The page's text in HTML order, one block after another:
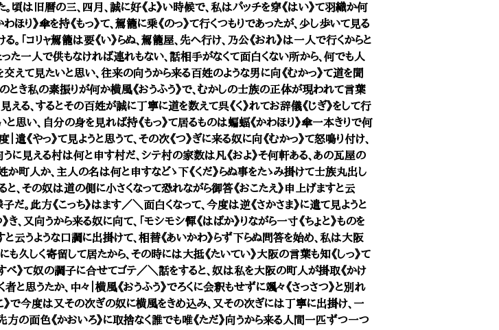
頃は旧暦の三、四月、誠に好《よ》い時候で、私はパッチを穿《はい》て羽織か何
ほり》傘を持《もっ》て、駕籠に乗《のっ》て行くつもりであったが、少し歩いて見る
。「コリャ駕籠は要《い》らぬ、駕籠屋、先へ行け、乃公《おれ》は一人で行くからと
った一人で供もなければ連れもない、話相手がなくて面白くない所から、何でも人
交えて見たいと思い、往来の向うから来る百姓のような男に向《むかっ》て道を聞
のとき私の素振りが何か横風《おうふう》で、むかしの士族の正体が現われて言葉
える、するとその百姓が誠に丁寧に道を数えて呉《く》れてお辞儀《じぎ》をして行
と思い、自分の身を見れば持《もっ》て居るものは蝙蝠《かわほり》傘一本きりで何
｜遣《やっ》て見ようと思うて、その次《つ》ぎに来る奴に向《むかっ》て怒鳴り付け、
向うに見える村は何と申す村だ、シテ村の家数は凡《およ》そ何軒ある、あの瓦屋の
か町人か、主人の名は何と申すなどゝ下《くだ》らぬ事をたゝみ掛けて士族丸出し
と、その奴は道の側に小さくなって恐れながら御答《おこたえ》申上げますと云
子だ。此方《こっち》はます／＼面白くなって、今度は逆《さかさま》に遣て見ようと
き、又向うから来る奴に向て、「モシモシ憚《はばか》りながら一寸《ちょと》ものを
云うような口調に出掛けて、相替《あいかわ》らず下らぬ問答を始め、私は大阪
久しく寄留して居たから、その時には大抵《たいてい》大阪の言葉も知《しっ》て
すべ》て奴の調子に合せてゴテ／＼話をすると、奴は私を大阪の町人が掛取《かけ
者と思うたか、中々｜横風《おうふう》でろくに会釈もせずに颯々《さっさつ》と別れ
》で今度は又その次ぎの奴に横風をきめ込み、又その次ぎには丁寧に出掛け、一
方の面色《かおいろ》に取捨なく誰でも唯《ただ》向うから来る人間一匹ずつ一つ